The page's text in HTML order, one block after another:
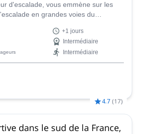
d'escalade, vous emmène sur les
en grandes voies du
de la France.
+1 jours
Intermédiaire
Intermédiaire
4.7 (17)
dans le sud de la France,